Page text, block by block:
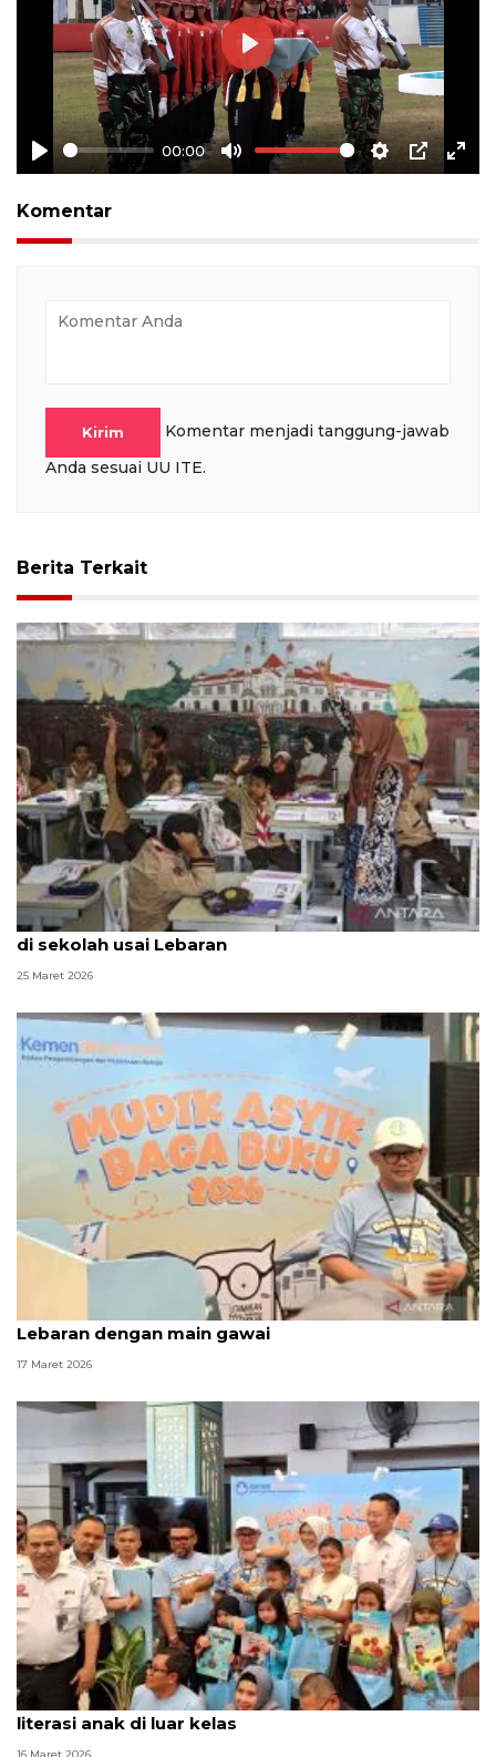
Play
00:00
Mute Settings
PIP
Play
Komentar
Kirim
Komentar menjadi tanggung-jawab
Anda sesuai UU ITE.
Berita Terkait
Mendikdasmen: Pembelajaran tetap berlangsung
di sekolah usai Lebaran
25 Maret 2026
Mendikdasmen ingatkan murid tidak habiskan
Lebaran dengan main gawai
17 Maret 2026
Komisi X apresiasi Mendikdasmen tumbuhkan
literasi anak di luar kelas
16 Maret 2026